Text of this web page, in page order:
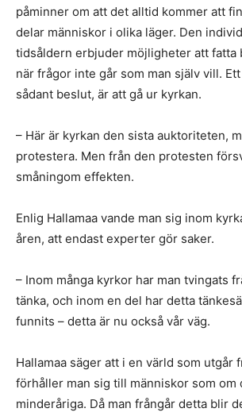
påminner om att det alltid kommer att
delar människor i olika läger. Den
tidsåldern erbjuder möjligheter att fatta
när frågor inte går som man själv vill.
sådant beslut, är att gå ur kyrkan.
– Här är kyrkan den sista auktoriteten,
protestera. Men från den protesten
småningom effekten.
Enlig Hallamaa vande man sig inom
åren, att endast experter gör saker.
– Inom många kyrkor har man tvingats
tänka, och inom en del har detta
funnits – detta är nu också vår väg.
Hallamaa säger att i en värld som utgår
förhåller man sig till människor som om
minderåriga. Då man frångår detta blir